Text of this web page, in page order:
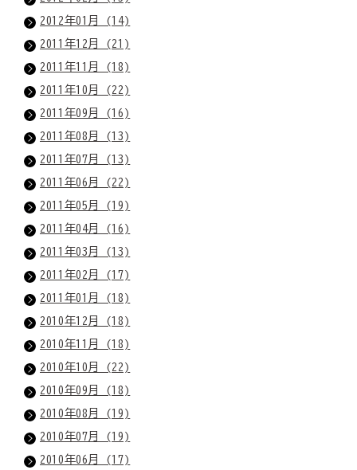
2012年01月 (14)
2011年12月 (21)
2011年11月 (18)
2011年10月 (22)
2011年09月 (16)
2011年08月 (13)
2011年07月 (13)
2011年06月 (22)
2011年05月 (19)
2011年04月 (16)
2011年03月 (13)
2011年02月 (17)
2011年01月 (18)
2010年12月 (18)
2010年11月 (18)
2010年10月 (22)
2010年09月 (18)
2010年08月 (19)
2010年07月 (19)
2010年06月 (17)